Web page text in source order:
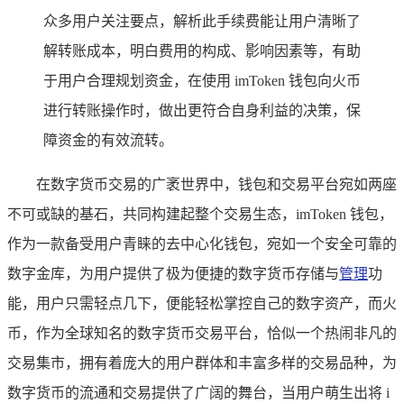
众多用户关注要点，解析此手续费能让用户清晰了
解转账成本，明白费用的构成、影响因素等，有助
于用户合理规划资金，在使用 imToken 钱包向火币
进行转账操作时，做出更符合自身利益的决策，保
障资金的有效流转。
在数字货币交易的广袤世界中，钱包和交易平台宛如两座
不可或缺的基石，共同构建起整个交易生态，imToken 钱包，
作为一款备受用户青睐的去中心化钱包，宛如一个安全可靠的
数字金库，为用户提供了极为便捷的数字货币存储与管理功
能，用户只需轻点几下，便能轻松掌控自己的数字资产，而火
币，作为全球知名的数字货币交易平台，恰似一个热闹非凡的
交易集市，拥有着庞大的用户群体和丰富多样的交易品种，为
数字货币的流通和交易提供了广阔的舞台，当用户萌生出将 i